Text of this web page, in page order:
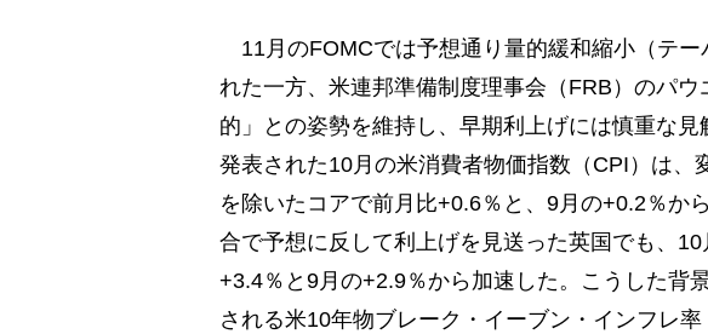
11月のFOMCでは予想通り量的緩和縮小（テー
れた一方、米連邦準備制度理事会（FRB）のパ
的」との姿勢を維持し、早期利上げには慎重な
発表された10月の米消費者物価指数（CPI）は、
を除いたコアで前月比+0.6％と、9月の+0.2％か
合で予想に反して利上げを見送った英国でも、
+3.4％と9月の+2.9％から加速した。こうした背
される米10年物ブレーク・イーブン・インフレ